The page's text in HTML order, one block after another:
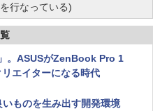
行なっている)
。ASUSがZenBook Pro 1
エイターになる時代
ものを生み出す開発環境